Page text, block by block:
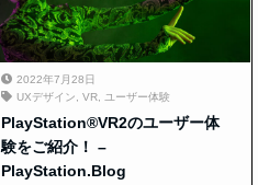
2022年7月28日
UXデザイン
VR, ユーザー体験
PlayStation®VR2のユーザー体
験をご紹介！ –
PlayStation.Blog